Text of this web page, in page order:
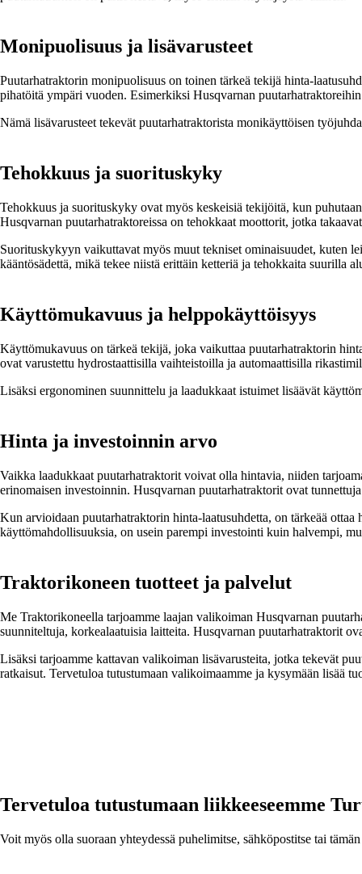
Monipuolisuus ja lisävarusteet
Puutarhatraktorin monipuolisuus on toinen tärkeä tekijä hinta-
pihatöitä ympäri vuoden. Esimerkiksi Husqvarnan
Nämä lisävarusteet tekevät puutarhatraktorista monikäyttöisen
Tehokkuus ja suorituskyky
Tehokkuus ja suorituskyky ovat myös keskeisiä tekijöitä, kun
Husqvarnan puutarhatraktoreissa on tehokkaat moottorit, jotka
Suorituskykyyn vaikuttavat myös muut tekniset ominaisuudet, kuten
kääntösädettä, mikä tekee niistä erittäin ketteriä ja tehokkaita suurilla
Käyttömukavuus ja helppokäyttöisyys
Käyttömukavuus on tärkeä tekijä, joka vaikuttaa puutarhatraktorin
ovat varustettu hydrostaattisilla vaihteistoilla ja automaattisilla
Lisäksi ergonominen suunnittelu ja laadukkaat istuimet lisäävät
Hinta ja investoinnin arvo
Vaikka laadukkaat puutarhatraktorit voivat olla hintavia, niiden
erinomaisen investoinnin. Husqvarnan puutarhatraktorit ovat
Kun arvioidaan puutarhatraktorin hinta-laatusuhdetta, on tärkeää
käyttömahdollisuuksia, on usein parempi investointi kuin halvempi,
Traktorikoneen tuotteet ja palvelut
Me Traktorikoneella tarjoamme laajan valikoiman Husqvarnan
suunniteltuja, korkealaatuisia laitteita. Husqvarnan puutarhatraktorit
Lisäksi tarjoamme kattavan valikoiman lisävarusteita, jotka tekevät
ratkaisut. Tervetuloa tutustumaan valikoimaamme ja kysymään lisää
Tervetuloa tutustumaan liikkeeseemme
Voit myös olla suoraan yhteydessä puhelimitse, sähköpostitse tai